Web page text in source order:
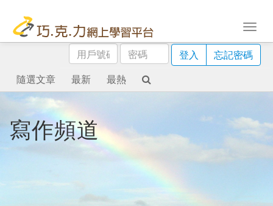
用
戶
號
碼
密
碼
登入
忘記密碼
隨選文章
最新 最熱
寫作頻道